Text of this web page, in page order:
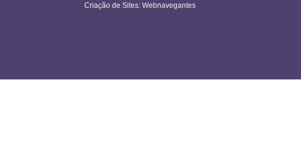
Criação de Sites: Webnavegantes